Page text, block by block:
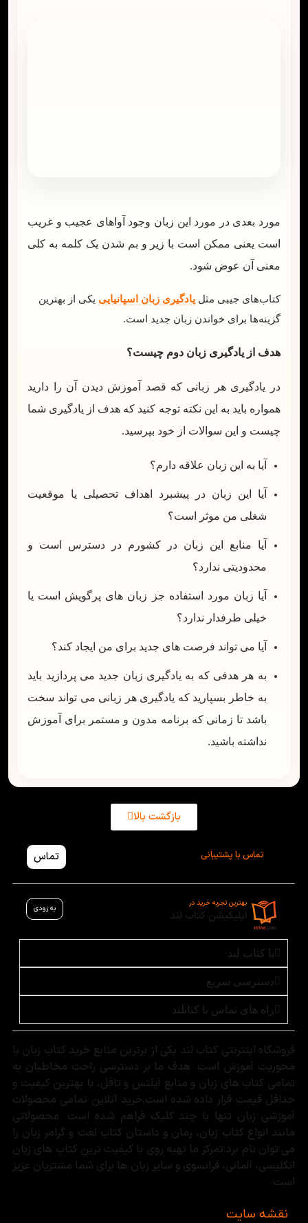
مورد بعدی در مورد این زبان وجود آواهای عجیب و غریب
است یعنی ممکن است با زیر و بم شدن یک کلمه به کلی
معنی آن عوض شود.
کتاب‌های جیبی مثلیادگیری زبان اسپانیایی یکی از بهترین
گزینه‌ها برای خواندن زبان جدید است.
هدف از یادگیری زبان دوم چیست؟
در یادگیری هر زبانی که قصد آموزش دیدن آن را دارید
همواره باید به این نکته توجه کنید که هدف از یادگیری شما
چیست و این سوالات از خود بپرسید.
آیا به این زبان علاقه دارم؟
آیا این زبان در پیشبرد اهداف تحصیلی یا موقعیت
شغلی من موثر است؟
آیا منابع این زبان در کشورم در دسترس است و
محدودیتی ندارد؟
آیا زبان مورد استفاده جز زبان های پرگویش است یا
خیلی طرفدار ندارد؟
آیا می تواند فرصت های جدید برای من ایجاد کند؟
به هر هدفی که به یادگیری زبان جدید می پردازید باید
به خاطر بسپارید که یادگیری هر زبانی می تواند سخت
باشد تا زمانی که برنامه مدون و مستمر برای آموزش
نداشته باشید.
بازگشت بالا
تماس با پشتیبانی تماس
بهترین تجربه خرید در
اپلیکیشن کتاب لند به زودی
با کتاب لند
دسترسی سریع
راه های تماس با کتابلند
فروشگاه اینترنتی کتاب لند یکی از برترین منابع خرید کتاب زبان با
محوریت آموزش است. هدف ما بر دسترسی راحت مخاطبان به
تمامی کتاب های زبان و منابع آیلتس و تافل، با بهترین کیفیت و
حداقل قیمت قرار داده شده است.خرید آنلاین تمامی محصولات
آموزشی زبان تنها با چند کلیک فراهم شده است. محصولاتی
مانند انواع کتاب زبان، رمان و داستان کتاب لغت و گرامر زبان را
می توان نام برد.تمرکز ما تهیه روی با کیفیت ترین کتاب های زبان
انگلیسی، آلمانی، فرانسوی و سایر زبان ها برای شما مشتریان عزیز
است.
نقشه سایت